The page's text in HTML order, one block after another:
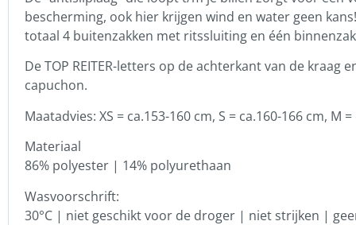
bescherming, ook hier krijgen wind en water geen
totaal 4 buitenzakken met ritssluiting en één
De TOP REITER-letters op de achterkant van de
capuchon.
Maatadvies: XS = ca.153-160 cm, S = ca.160-166 cm, M
Materiaal
86% polyester | 14% polyurethaan
Wasvoorschrift:
30°C | niet geschikt voor de droger | niet strijken |